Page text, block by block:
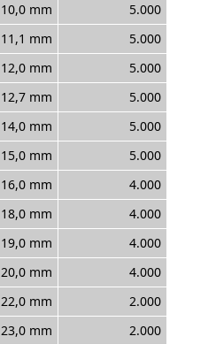
10,0 mm
5.000
11,1 mm
5.000
12,0 mm
5.000
12,7 mm
5.000
14,0 mm
5.000
15,0 mm
5.000
16,0 mm
4.000
18,0 mm
4.000
19,0 mm
4.000
20,0 mm
4.000
22,0 mm
2.000
23,0 mm
2.000